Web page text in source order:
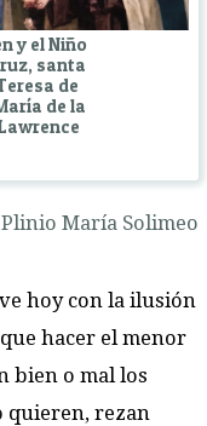
y el Niño
santa
de
de la
Plinio María Solimeo
hoy con la ilusión
hacer el menor
bien o mal los
quieren, rezan